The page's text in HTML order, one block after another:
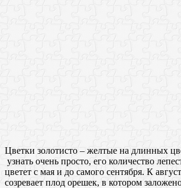
Цветки золотисто – желтые на длинных
узнать очень просто, его количество
цветет с мая и до самого сентября. К
созревает плод орешек, в котором